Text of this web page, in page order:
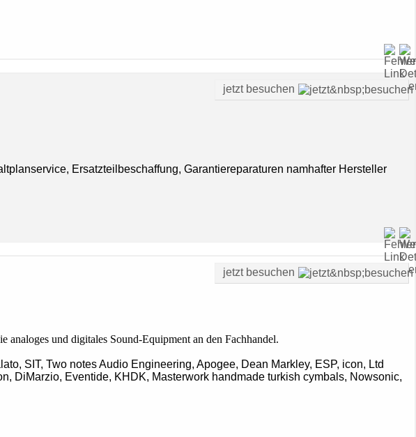
jetzt besuchen
Ersatzteilbeschaffung, Garantiereparaturen namhafter Hersteller
jetzt besuchen
und digitales Sound-Equipment an den Fachhandel.
SIT, Two notes Audio Engineering, Apogee, Dean Markley, ESP, icon, Ltd
DiMarzio, Eventide, KHDK, Masterwork handmade turkish cymbals, Nowsonic,